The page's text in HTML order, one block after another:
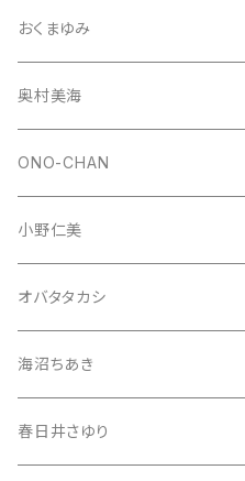
おくまゆみ
奥村美海
ONO-CHAN
小野仁美
オバタタカシ
海沼ちあき
春日井さゆり